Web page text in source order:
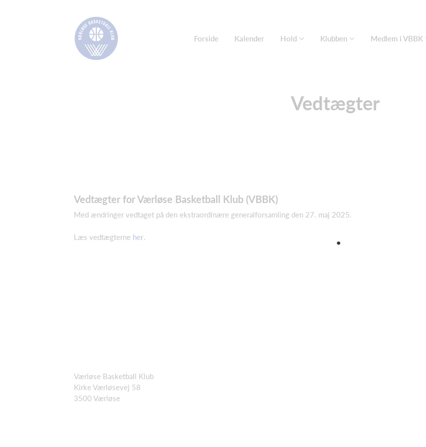
Forside Kalender Hold Klubben Medlem i VBBK
Vedtægter
Vedtægter for Værløse Basketball Klub (VBBK)
Med ændringer vedtaget på den ekstraordinære generalforsamling den 27. maj 2025.
Læs vedtægterne her.
Værløse Basketball Klub
Kirke Værløsevej 58
3500 Værløse